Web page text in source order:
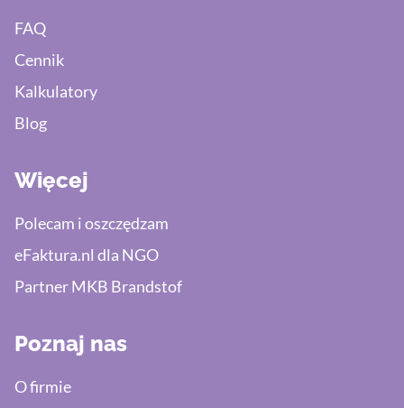
FAQ
Cennik
Kalkulatory
Blog
Więcej
Polecam i oszczędzam
eFaktura.nl dla NGO
Partner MKB Brandstof
Poznaj nas
O firmie